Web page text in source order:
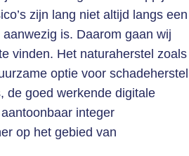
zijn lang niet altijd langs een
is. Daarom gaan wij
vinden. Het naturaherstel zoals
optie voor schadeherstel
de goed werkende digitale
integer
op het gebied van